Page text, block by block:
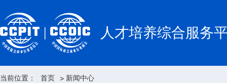
人才培养综合服务
当前位置： 首页 > 新闻中心